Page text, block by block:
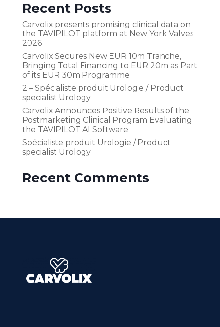
Recent Posts
Carvolix presents promising clinical data on
the TAVIPILOT platform at New York Valves
2026
Carvolix Secures New EUR 10m Tranche,
Bringing Total Financing to EUR 20m as Part
of its EUR 30m Programme
2 – Spécialiste produit Urologie / Product
specialist Urology
Carvolix Announces Positive Results of the
Postmarketing Clinical Program Evaluating
the TAVIPILOT AI Software
Spécialiste produit Urologie / Product
specialist Urology
Recent Comments